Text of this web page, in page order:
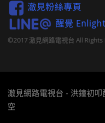
澈見粉絲專頁
醒覺
©2017 澈見網路電視台 All
澈見網路電視台 - 洪鐘初
空